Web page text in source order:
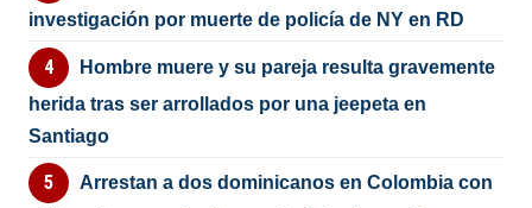
investigación por muerte de policía de NY en RD
Hombre muere y su pareja resulta gravemente
herida tras ser arrollados por una jeepeta en
Santiago
Arrestan a dos dominicanos en Colombia con